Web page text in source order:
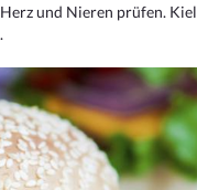
und Nieren prüfen. Kiel